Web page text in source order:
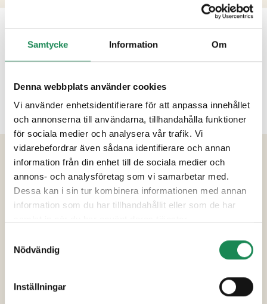
Samtycke Information Om
Denna webbplats använder cookies
Vi använder enhetsidentifierare för att anpassa innehållet
och annonserna till användarna, tillhandahålla funktioner
för sociala medier och analysera vår trafik. Vi
vidarebefordrar även sådana identifierare och annan
information från din enhet till de sociala medier och
annons- och analysföretag som vi samarbetar med.
Dessa kan i sin tur kombinera informationen med annan
information som du har tillhandahållit eller som de har
Nödvändig
Inställningar
PRODUKTINFORMATION
Ingredienser